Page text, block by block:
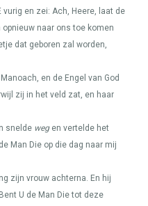
vurig en zei: Ach, Heere, laat de
opnieuw naar ons toe komen
dat geboren zal worden,
en de Engel van God
zij in het veld zat, en haar
snelde wegen vertelde het
Man Die op die dag naar mij
zijn vrouw achterna. En hij
U de Man Die tot deze